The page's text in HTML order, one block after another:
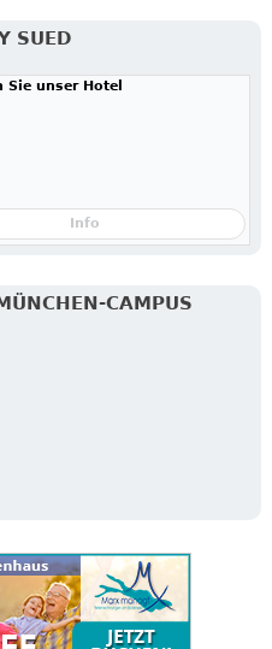
SUED
Sie unser Hotel
Info
CAMPUS